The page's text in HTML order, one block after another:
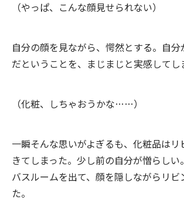
（やっぱ、こんな顔見せられない）
自分の顔を見ながら、愕然とする。自
だということを、まじまじと実感してし
（化粧、しちゃおうかな……）
一瞬そんな思いがよぎるも、化粧品はリ
きてしまった。少し前の自分が憎らしい
バスルームを出て、顔を隠しながらリビ
た。